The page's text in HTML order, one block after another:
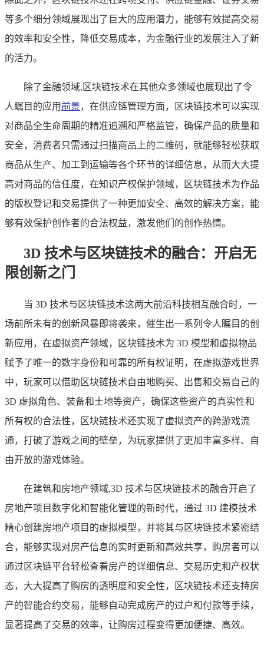
等多个细分领域展现出了巨大的应用潜力，能够有效提高交易
的效率和安全性，降低交易成本，为金融行业的发展注入了新
的活力。
除了金融领域,区块链技术在其他众多领域也展现出了令
人瞩目的应用前景，在供应链管理方面，区块链技术可以实现
对商品全生命周期的精准追溯和严格监管，确保产品的质量和
安全，消费者只需通过扫描商品上的二维码，就能够轻松获取
商品从生产、加工到运输等各个环节的详细信息，从而大大提
高对商品的信任度，在知识产权保护领域，区块链技术为作品
的版权登记和交易提供了一种更加安全、高效的解决方案，能
够有效保护创作者的合法权益，激发他们的创作热情。
3D 技术与区块链技术的融合：开启无
限创新之门
当 3D 技术与区块链技术这两大前沿科技相互融合时，一
场前所未有的创新风暴即将袭来，催生出一系列令人瞩目的创
新应用，在虚拟资产领域，区块链技术为 3D 模型和虚拟物品
赋予了唯一的数字身份和可靠的所有权证明，在虚拟游戏世界
中，玩家可以借助区块链技术自由地购买、出售和交易自己的
3D 虚拟角色、装备和土地等资产，确保这些资产的真实性和
所有权的合法性，区块链技术还实现了虚拟资产的跨游戏流
通，打破了游戏之间的壁垒，为玩家提供了更加丰富多样、自
由开放的游戏体验。
在建筑和房地产领域,3D 技术与区块链技术的融合开启了
房地产项目数字化和智能化管理的新时代，通过 3D 建模技术
精心创建房地产项目的虚拟模型，并将其与区块链技术紧密结
合，能够实现对房产信息的实时更新和高效共享，购房者可以
通过区块链平台轻松查看房产的详细信息、交易历史和产权状
态，大大提高了购房的透明度和安全性，区块链技术还支持房
产的智能合约交易，能够自动完成房产的过户和付款等手续，
显著提高了交易的效率，让购房过程变得更加便捷、高效。